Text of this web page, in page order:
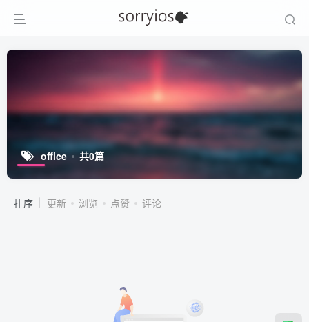
office 共0篇
排序 更新 浏览 点赞 评论